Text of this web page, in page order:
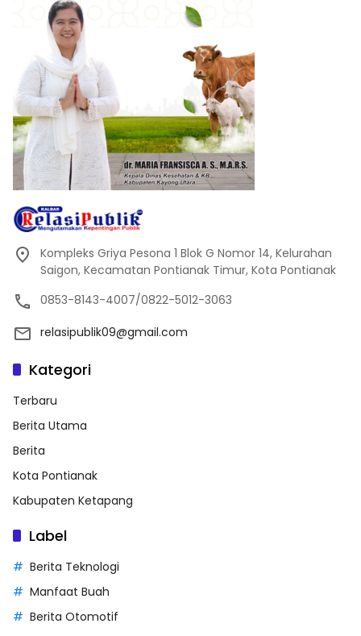
Kompleks Griya Pesona 1 Blok G Nomor 14, Kelurahan
Saigon, Kecamatan Pontianak Timur, Kota Pontianak
0853-8143-4007/0822-5012-3063
relasipublik09@gmail.com
Kategori
Terbaru
Berita Utama
Berita
Kota Pontianak
Kabupaten Ketapang
Label
Berita Teknologi
Manfaat Buah
Berita Otomotif